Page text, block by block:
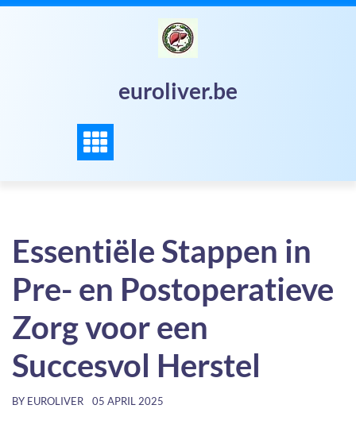
Skip
euroliver.be
Essentiële Stappen in
Pre- en Postoperatieve
Zorg voor een
Succesvol Herstel
BY EUROLIVER 05 APRIL 2025